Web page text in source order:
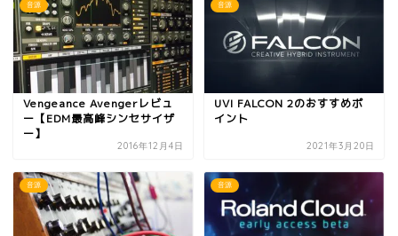
音源
Vengeance Avengerレビュ
ー【EDM最高峰シンセサイザ
ー】
2016年12月4日
音源
UVI FALCON 2のおすすめポ
イント
2021年3月20日
音源 音源